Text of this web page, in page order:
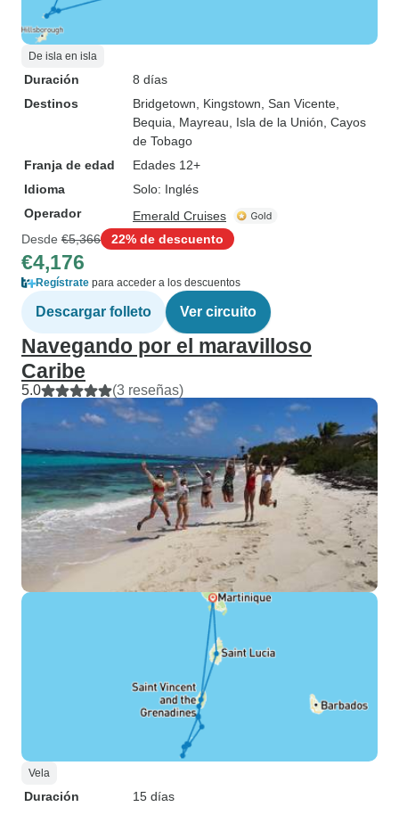
De isla en isla
Duración
8 días
Destinos
Bridgetown , Kingstown , San Vicente
Bequia , Mayreau , Isla de la Unión , Cayos
de Tobago
Franja de edad
Edades 12+
Idioma
Solo: Inglés
Operador
Emerald Cruises
Desde €5,366 22% de descuento
€4,176
Regístrate para acceder a los descuentos
Descargar folleto Ver circuito
Navegando por el maravilloso
Caribe
5.0 (3 reseñas)
Vela
Duración
15 días